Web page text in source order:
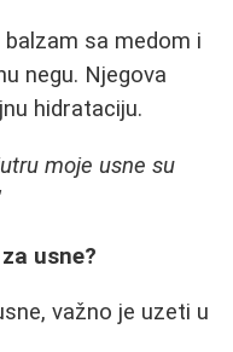
sa medom i
negu. Njegova
hidrataciju.
moje usne su
usne?
važno je uzeti u